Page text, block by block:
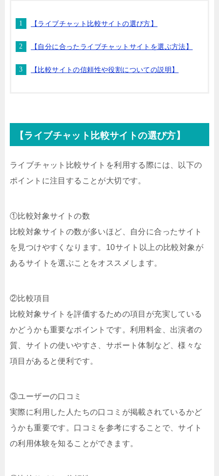
【ライブチャット比較サイトの選び方】
【自分に合ったライブチャットサイトを選ぶ方法】
【比較サイトの信頼性や役割についての説明】
【ライブチャット比較サイトの選び方】
ライブチャット比較サイトを利用する際には、以下の
ポイントに注目することが大切です。
①比較対象サイトの数
比較対象サイトの数が多いほど、自分に合ったサイト
を見つけやすくなります。10サイト以上の比較対象が
あるサイトを選ぶことをオススメします。
②比較項目
比較対象サイトを評価するための項目が充実している
かどうかも重要なポイントです。利用料金、出演者の
質、サイトの使いやすさ、サポート体制など、様々な
項目があると便利です。
③ユーザーの口コミ
実際に利用した人たちの口コミが掲載されているかど
うかも重要です。口コミを参考にすることで、サイト
の利用体験を知ることができます。